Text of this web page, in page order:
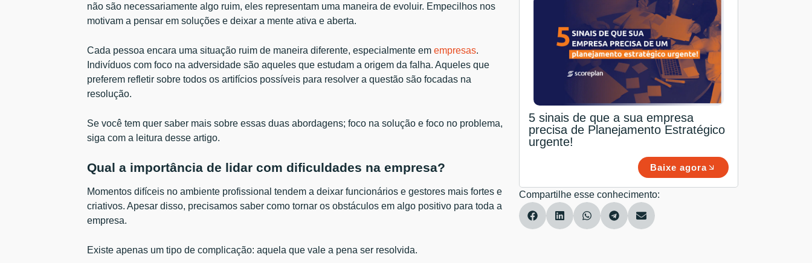
não são necessariamente algo ruim, eles representam uma maneira de evoluir. Empecilhos nos
motivam a pensar em soluções e deixar a mente ativa e aberta.
Cada pessoa encara uma situação ruim de maneira diferente, especialmente em empresas.
Indivíduos com foco na adversidade são aqueles que estudam a origem da falha. Aqueles que
preferem refletir sobre todos os artifícios possíveis para resolver a questão são focadas na
resolução.
Se você tem quer saber mais sobre essas duas abordagens; foco na solução e foco no problema,
siga com a leitura desse artigo.
Qual a importância de lidar com dificuldades na empresa?
Momentos difíceis no ambiente profissional tendem a deixar funcionários e gestores mais fortes e
criativos. Apesar disso, precisamos saber como tornar os obstáculos em algo positivo para toda a
empresa.
Existe apenas um tipo de complicação: aquela que vale a pena ser resolvida.
5 sinais de que a sua empresa
precisa de Planejamento Estratégico
urgente!
Baixe agora
Compartilhe esse conhecimento: